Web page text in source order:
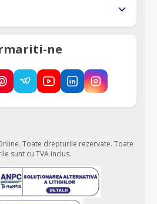
ne
Toate drepturile rezervate. Toate
sunt cu TVA inclus.